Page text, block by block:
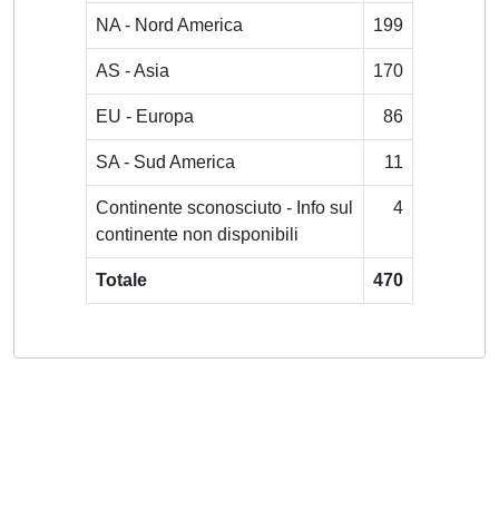
NA - Nord America 199
AS - Asia 170
EU - Europa 86
SA - Sud America 11
Continente sconosciuto - Info sul
continente non disponibili
4
Totale 470